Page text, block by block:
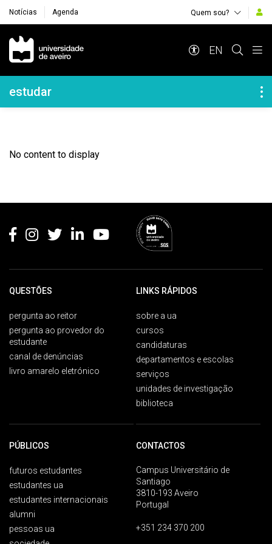
Notícias Agenda Quem sou?
Navegação Principal
EN
Navegação Lateral
estudar
No content to display
QUESTÕES
pergunta ao reitor
pergunta ao provedor do
estudante
canal de denúncias
livro amarelo eletrónico
LINKS RÁPIDOS
sobre a ua
cursos
candidaturas
departamentos e escolas
serviços
unidades de investigação
biblioteca
PÚBLICOS
futuros estudantes
estudantes ua
estudantes internacionais
alumni
pessoas ua
CONTACTOS
Campus Universitário de
Santiago
3810-193 Aveiro
Portugal
+351 234 370 200